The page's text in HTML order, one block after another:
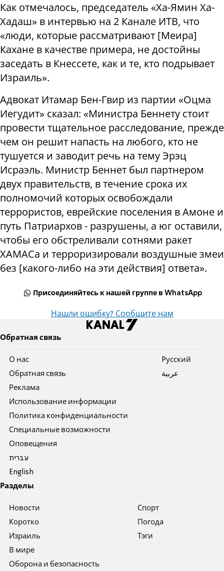
Как отмечалось, председатель «Ха-Ямин Ха-
Хадаш» в интервью на 2 Канале ИТВ, что
«люди, которые рассматривают [Меира]
Кахане в качестве примера, не достойны
заседать в Кнессете, как и те, кто подрывает
Израиль».
Адвокат Итамар Бен-Гвир из партии «Оцма
Иегудит» сказал: «Министра Беннету стоит
провести тщательное расследование, прежде
чем он решит напасть на любого, кто не
тушуется и заводит речь на тему Эрэц
Исраэль. Министр Беннет был партнером
двух правительств, в течение срока их
полномочий которых освобождали
террористов, еврейские поселения в Амоне и
путь Патриархов - разрушены, а юг оставили,
чтобы его обстреливали сотнями ракет
ХАМАСа и терроризировали воздушные змеи
без [какого-либо на эти действия] ответа».
Присоединяйтесь к нашей группе в WhatsApp
Нашли ошибку? Сообщите нам
Обратная связь
О нас
Обратная связь
Реклама
Использование информации
Политика конфиденциальности
Специальные возможности
Оповещения
עברית
English
Pусский
عربية
Разделы
Новости
Коротко
Израиль
В мире
Оборона и безопасность
Спорт
Погода
Тэги